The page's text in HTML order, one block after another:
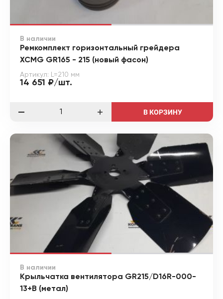
В наличии
Ремкомплект горизонтальный грейдера
XCMG GR165 - 215 (новый фасон)
Артикул: L=210 мм
14 651 ₽/шт.
В КОРЗИНУ
В наличии
Крыльчатка вентилятора GR215/D16R-000-
13+B (метал)